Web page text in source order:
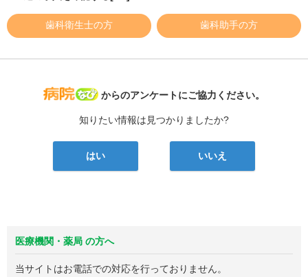
歯科衛生士の方 歯科助手の方
病院なび
からのアンケートにご協力ください。
知りたい情報は見つかりましたか?
はい いいえ
医療機関・薬局 の方へ
当サイトはお電話での対応を行っておりません。